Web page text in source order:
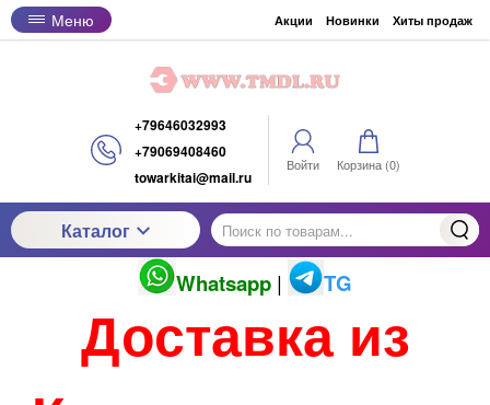
Меню Акции Новинки Хиты продаж
+79646032993
+79069408460
towarkitai@mail.ru
Войти Корзина (0)
Каталог
Whatsapp | TG
Доставка из